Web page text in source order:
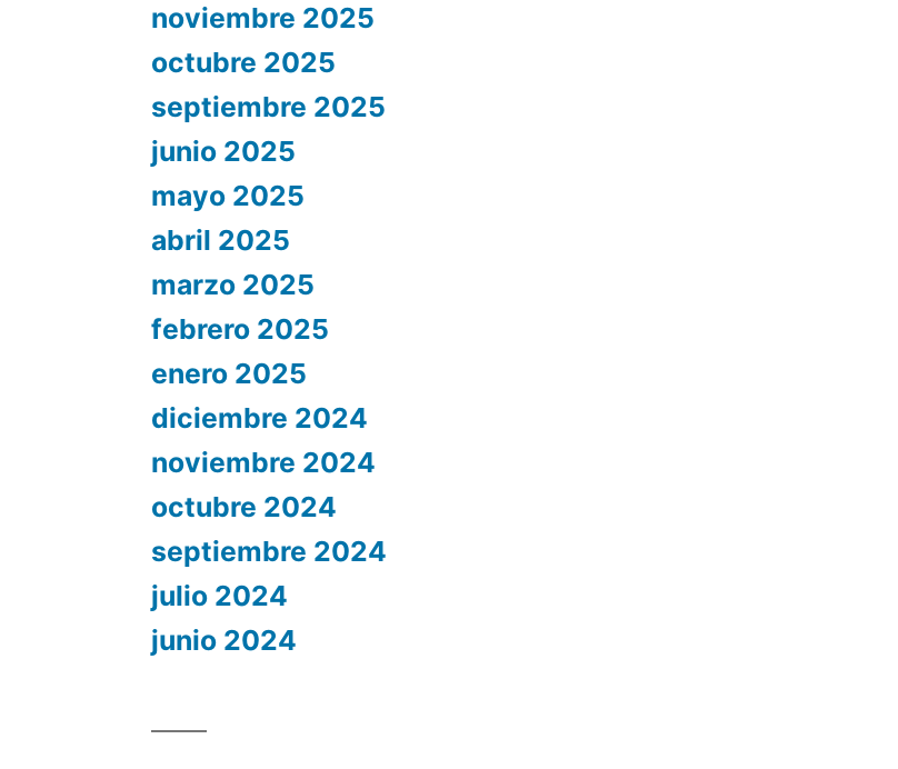
noviembre 2025
octubre 2025
septiembre 2025
junio 2025
mayo 2025
abril 2025
marzo 2025
febrero 2025
enero 2025
diciembre 2024
noviembre 2024
octubre 2024
septiembre 2024
julio 2024
junio 2024